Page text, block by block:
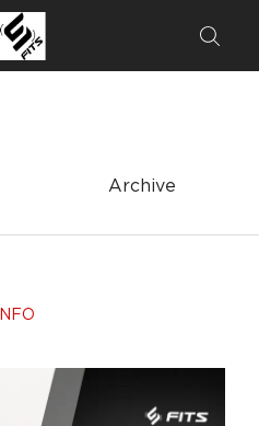
Archive
INFO